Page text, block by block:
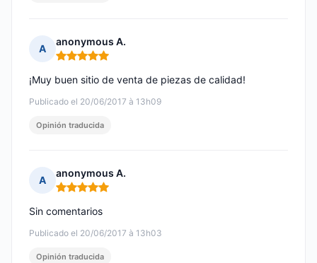
A
anonymous A.
Nota: 5 de 5
Publicado el 20/06/2017 à 13h09
¡Muy buen sitio de venta de piezas de calidad!
Opinión traducida
A
anonymous A.
Nota: 5 de 5
Publicado el 20/06/2017 à 13h03
Sin comentarios
Opinión traducida